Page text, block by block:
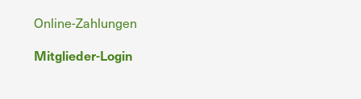
Online-Zahlungen
Mitglieder-Login